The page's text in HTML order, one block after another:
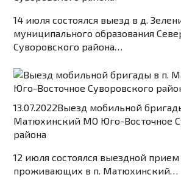
14 июля состоялся выезд в д.
муниципального образования
Суворовского района…
13.07.2022Выезд мобильной
Матюхинский МО Юго-Восточное
района
12 июля состоялся выездной
проживающих в п. Матюхинский…